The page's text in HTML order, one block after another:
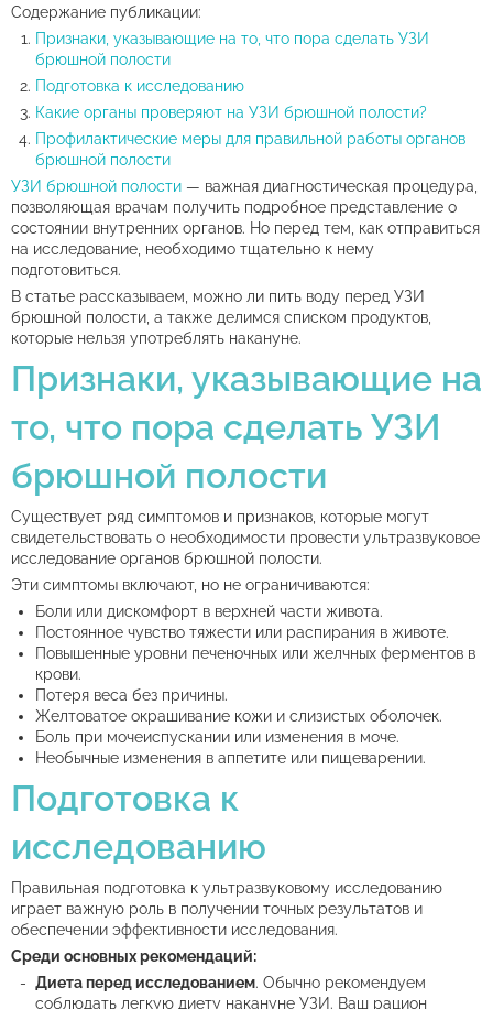
Содержание публикации:
Признаки, указывающие на то, что пора сделать УЗИ
брюшной полости
Подготовка к исследованию
Какие органы проверяют на УЗИ брюшной полости?
Профилактические меры для правильной работы органов
брюшной полости
УЗИ брюшной полости — важная диагностическая процедура,
позволяющая врачам получить подробное представление о
состоянии внутренних органов. Но перед тем, как отправиться
на исследование, необходимо тщательно к нему
подготовиться.
В статье рассказываем, можно ли пить воду перед УЗИ
брюшной полости, а также делимся списком продуктов,
которые нельзя употреблять накануне.
Признаки, указывающие на
то, что пора сделать УЗИ
брюшной полости
Существует ряд симптомов и признаков, которые могут
свидетельствовать о необходимости провести ультразвуковое
исследование органов брюшной полости.
Эти симптомы включают, но не ограничиваются:
Боли или дискомфорт в верхней части живота.
Постоянное чувство тяжести или распирания в животе.
Повышенные уровни печеночных или желчных ферментов в
крови.
Потеря веса без причины.
Желтоватое окрашивание кожи и слизистых оболочек.
Боль при мочеиспускании или изменения в моче.
Необычные изменения в аппетите или пищеварении.
Подготовка к
исследованию
Правильная подготовка к ультразвуковому исследованию
играет важную роль в получении точных результатов и
обеспечении эффективности исследования.
Среди основных рекомендаций:
Диета перед исследованием. Обычно рекомендуем
соблюдать легкую диету накануне УЗИ. Ваш рацион